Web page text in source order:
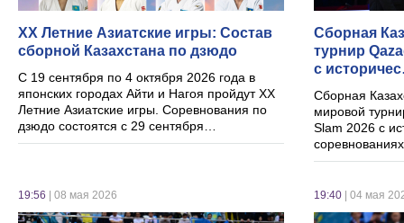
XX Летние Азиатские игры: Состав
сборной Казахстана по дзюдо
С 19 сентября по 4 октября 2026 года в
японских городах Айти и Нагоя пройдут XX
Летние Азиатские игры. Соревнования по
дзюдо состоятся с 29 сентября…
Сборная
турнир
с
Сборная
мировой
Slam 2026 с
19:56 | 08 мая 2026 19:40 | 04 мая